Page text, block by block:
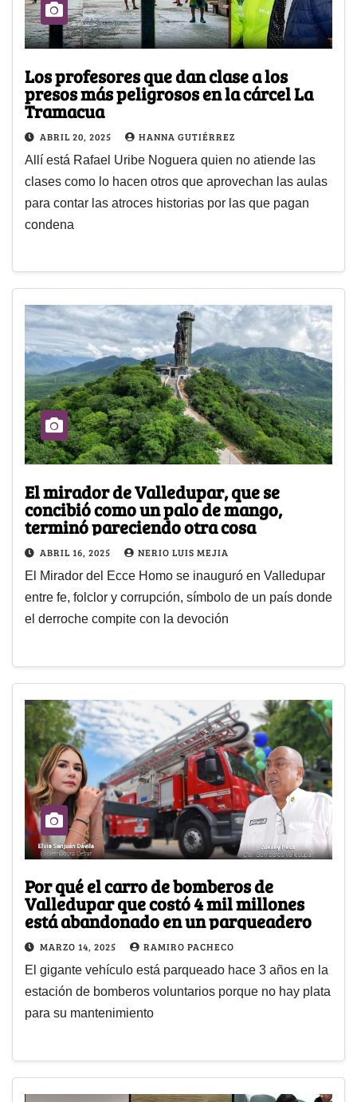
Los profesores que dan clase a los
presos más peligrosos en la cárcel La
Tramacua
ABRIL 20, 2025 HANNA GUTIÉRREZ
Allí está Rafael Uribe Noguera quien no atiende las
clases como lo hacen otros que aprovechan las aulas
para contar las atroces historias por las que pagan
condena
El mirador de Valledupar, que se
concibió como un palo de mango,
terminó pareciendo otra cosa
ABRIL 16, 2025 NERIO LUIS MEJIA
El Mirador del Ecce Homo se inauguró en Valledupar
entre fe, folclor y corrupción, símbolo de un país donde
el derroche compite con la devoción
Por qué el carro de bomberos de
Valledupar que costó 4 mil millones
está abandonado en un parqueadero
MARZO 14, 2025 RAMIRO PACHECO
El gigante vehículo está parqueado hace 3 años en la
estación de bomberos voluntarios porque no hay plata
para su mantenimiento